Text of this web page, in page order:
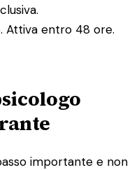
Attiva entro 48 ore.
importante e non